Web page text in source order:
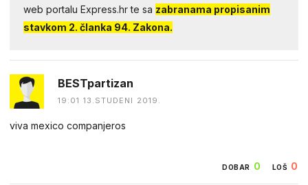
web portalu Express.hr te sa zabranama propisanim
stavkom 2. članka 94. Zakona.
BESTpartizan
19:01 13.STUDENI 2019.
viva mexico companjeros
DOBAR 0 LOŠ 0